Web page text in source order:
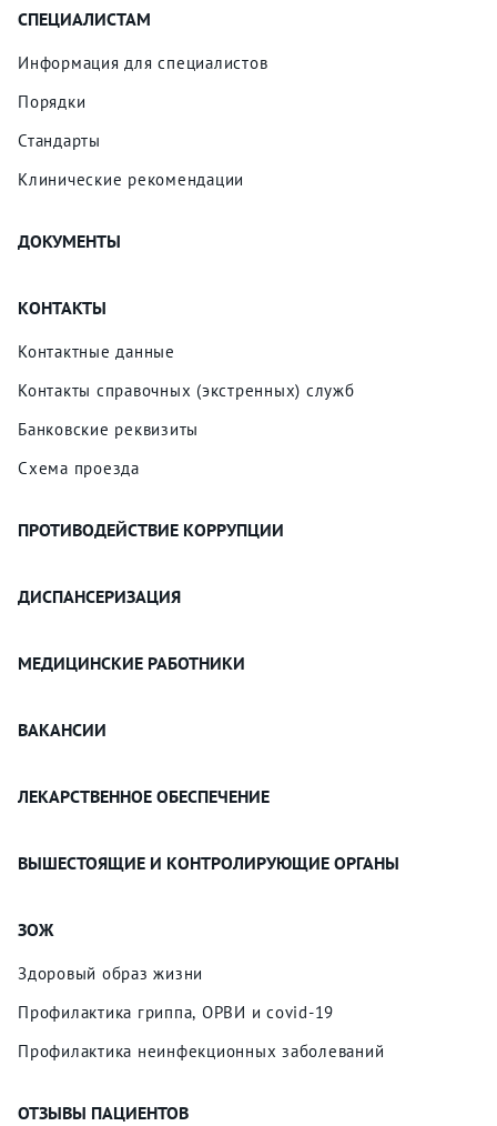
СПЕЦИАЛИСТАМ
Информация для специалистов
Порядки
Стандарты
Клинические рекомендации
ДОКУМЕНТЫ
КОНТАКТЫ
Контактные данные
Контакты справочных (экстренных) служб
Банковские реквизиты
Схема проезда
ПРОТИВОДЕЙСТВИЕ КОРРУПЦИИ
ДИСПАНСЕРИЗАЦИЯ
МЕДИЦИНСКИЕ РАБОТНИКИ
ВАКАНСИИ
ЛЕКАРСТВЕННОЕ ОБЕСПЕЧЕНИЕ
ВЫШЕСТОЯЩИЕ И КОНТРОЛИРУЮЩИЕ ОРГАНЫ
ЗОЖ
Здоровый образ жизни
Профилактика гриппа, ОРВИ и covid-19
Профилактика неинфекционных заболеваний
ОТЗЫВЫ ПАЦИЕНТОВ